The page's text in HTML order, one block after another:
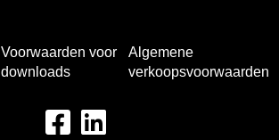
Voorwaarden voor
downloads
Algemene
verkoopsvoorwaarden